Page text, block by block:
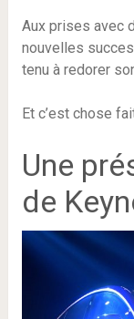
Aux prises avec
nouvelles
tenu à redorer
Et c’est chose
Une
de